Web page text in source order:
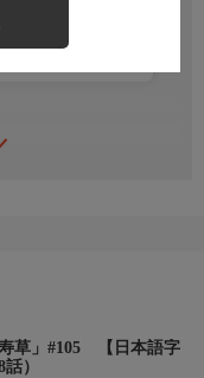
リ視聴
草」#105 【日本語字
）